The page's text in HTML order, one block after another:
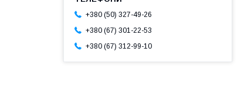
+380 (50) 327-49-26
+380 (67) 301-22-53
+380 (67) 312-99-10